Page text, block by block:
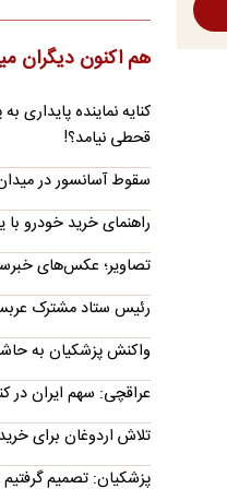
آخرین وضعیت
قوه قضاییه
اصغر جهانگیر گفت: بر
غیرمنقول متهم
تصاویر حرارتی،
کشید
تصاویر حرارتی
میان بدن افراد،
جزئیات جدید از
تنگه هرمز/ گذرگاه موقت ۶۰
آمریکا خواهان تضمین
هرگونه سازوکاری که به
هم اکنون دیگران
کنایه نماینده
قحطی نیامد؟!
سقوط آسانسور در میدان آرژانتین/
راهنمای خرید خودرو با
تصاویر؛ عکس‌های
رئیس ستاد مشترک
واکنش پزشکیان به
عراقچی: سهم ایران در
تلاش اردوغان برای خرید اف-۳۵ به
پزشکیان: تصمیم گرفتیم